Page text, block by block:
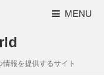
MENU
報を提供するサイト